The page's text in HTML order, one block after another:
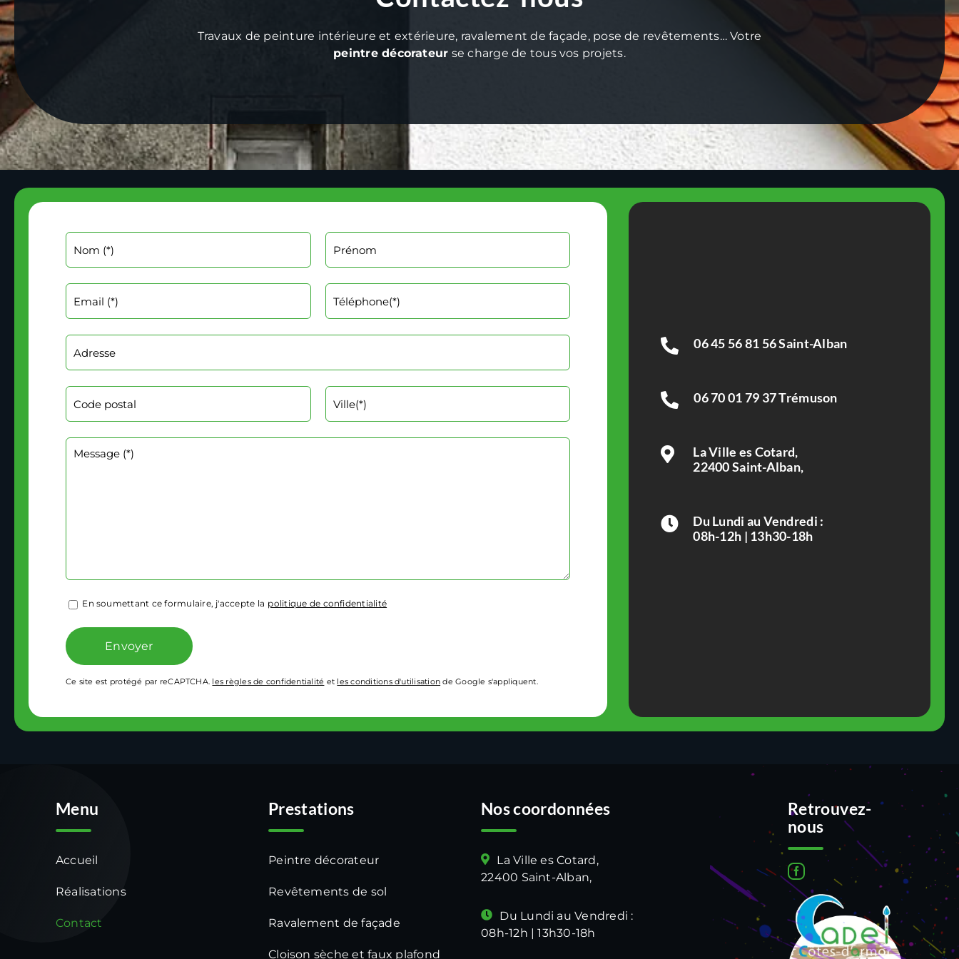
Travaux de peinture intérieure et extérieure, ravalement de façade, pose de revêtements… Votre
peintre décorateur se charge de tous vos projets.
En soumettant ce formulaire, j'accepte la politique de confidentialité
Ce site est protégé par reCAPTCHA. les règles de confidentialité et les conditions d'utilisation de Google s'appliquent.
06 45 56 81 56 Saint-Alban
06 70 01 79 37 Trémuson
La Ville es Cotard,
22400 Saint-Alban,
Du Lundi au Vendredi :
08h-12h | 13h30-18h
Menu
Accueil
Réalisations
Contact
Prestations
Peintre décorateur
Revêtements de sol
Ravalement de façade
Cloison sèche et faux plafond
Nos coordonnées
La Ville es Cotard,
22400 Saint-Alban,
Du Lundi au Vendredi :
08h-12h | 13h30-18h
Retrouvez-
nous